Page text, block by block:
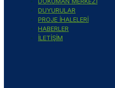
DUYURULAR
PROJE İHALELERİ
HABERLER
İLETİŞİM